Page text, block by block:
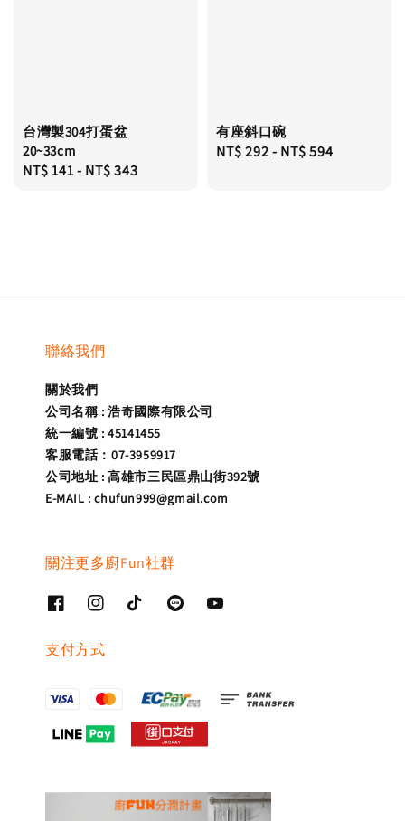
台灣製304打蛋盆
20~33cm
Regular
NT$ 141- NT$ 343
有座斜口碗
Regular
NT$ 292- NT$ 594
聯絡我們
關於我們
公司名稱 : 浩奇國際有限公司
統一編號 : 45141455
客服電話：07-3959917
公司地址 : 高雄市三民區鼎山街392號
E-MAIL : chufun999@gmail.com
關注更多廚Fun社群
支付方式